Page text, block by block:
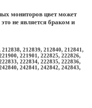
мониторов цвет может
не является браком и
212839, 212840, 212841,
221901, 222825, 222826,
222834, 222835, 222836,
242841, 242842, 242843,